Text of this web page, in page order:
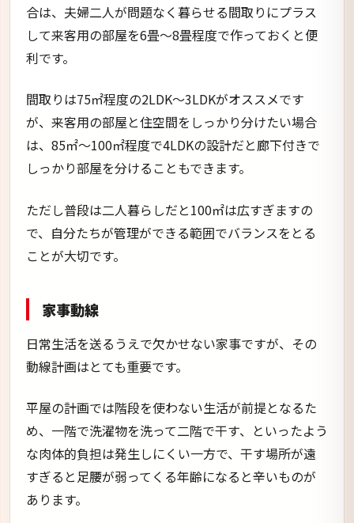
合は、夫婦二人が問題なく暮らせる間取りにプラス
して来客用の部屋を6畳～8畳程度で作っておくと便
利です。
間取りは75㎡程度の2LDK～3LDKがオススメです
が、来客用の部屋と住空間をしっかり分けたい場合
は、85㎡～100㎡程度で4LDKの設計だと廊下付きで
しっかり部屋を分けることもできます。
ただし普段は二人暮らしだと100㎡は広すぎますの
で、自分たちが管理ができる範囲でバランスをとる
ことが大切です。
家事動線
日常生活を送るうえで欠かせない家事ですが、その
動線計画はとても重要です。
平屋の計画では階段を使わない生活が前提となるた
め、一階で洗濯物を洗って二階で干す、といったよう
な肉体的負担は発生しにくい一方で、干す場所が遠
すぎると足腰が弱ってくる年齢になると辛いものが
あります。